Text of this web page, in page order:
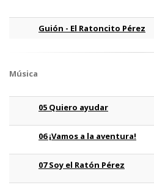
Guión - El Ratoncito Pérez
Música
05 Quiero ayudar
06 ¡Vamos a la aventura!
07 Soy el Ratón Pérez